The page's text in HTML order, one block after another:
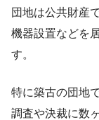
団地は公共財産
機器設置などを
す。
特に築古の団地
調査や決裁に数